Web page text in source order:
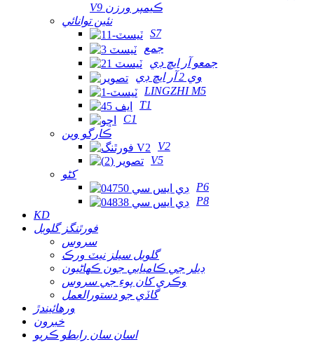
V9 ڪيمپر ورزن
نئين توانائي
S7
جمع
جمعو آر ايڇ ڊي
وي 2 آر ايڇ ڊي
LINGZHI M5
T1
C1
ڪارگو وين
V2
V5
کڻو
P6
P8
KD
فورٿنگز گلوبل
سروس
گلوبل سيلز نيٽ ورڪ
ڊيلر جي ڪاميابي جون ڪهاڻيون
وڪري کان پوءِ جي سروس
گاڏي جو دستورالعمل
ورهائيندڙ
خبرون
اسان سان رابطو ڪريو